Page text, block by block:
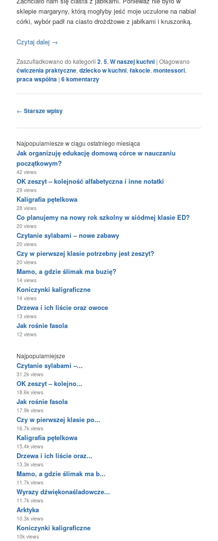
sklepie margaryny, którą mogłyby jeść moje uczulone na nabiał
córki, wybór padł na ciasto drożdżowe z jabłkami i kruszonką.
Czytaj dalej →
Zaszufladkowano do kategorii 2,5,W naszej kuchni |Otagowano
ćwiczenia praktyczne,dziecko w kuchni,łakocie,montessori,
praca wspólna |6komentarzy
Nawigacja
← Starsze wpisy
Najpopularniesze w ciągu ostatniego miesiąca
Jak organizuję edukację domową córce w nauczaniu
początkowym?
42 views
OK zeszyt – kolejność alfabetyczna i inne notatki
29 views
Kaligrafia pętelkowa
28 views
Co planujemy na nowy rok szkolny w siódmej klasie ED?
20 views
Czytanie sylabami – nowe zabawy
20 views
Czy w pierwszej klasie potrzebny jest zeszyt?
20 views
Mamo, a gdzie ślimak ma buzię?
14 views
Koniczynki kaligraficzne
14 views
Drzewa i ich liście oraz owoce
13 views
Jak rośnie fasola
12 views
Najpopularniejsze
Czytanie sylabami –...
31.2k views
OK zeszyt – kolejno...
18.6k views
Jak rośnie fasola
17.9k views
Czy w pierwszej klasie po...
16.7k views
Kaligrafia pętelkowa
15.4k views
Drzewa i ich liście oraz...
13.3k views
Mamo, a gdzie ślimak ma b...
11.7k views
Wyrazy dźwiękonaśladowcze...
11.7k views
Arktyka
10.3k views
Koniczynki kaligraficzne
10k views